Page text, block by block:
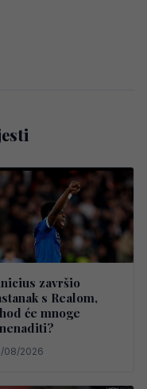
završio
s Realom,
će mnoge
08/2026